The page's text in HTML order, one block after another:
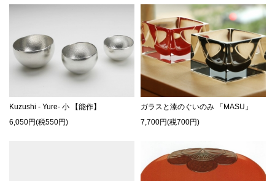
Kuzushi - Yure- 小 【能作】
6,050円(税550円)
ガラスと漆のぐいのみ 「MASU」
7,700円(税700円)